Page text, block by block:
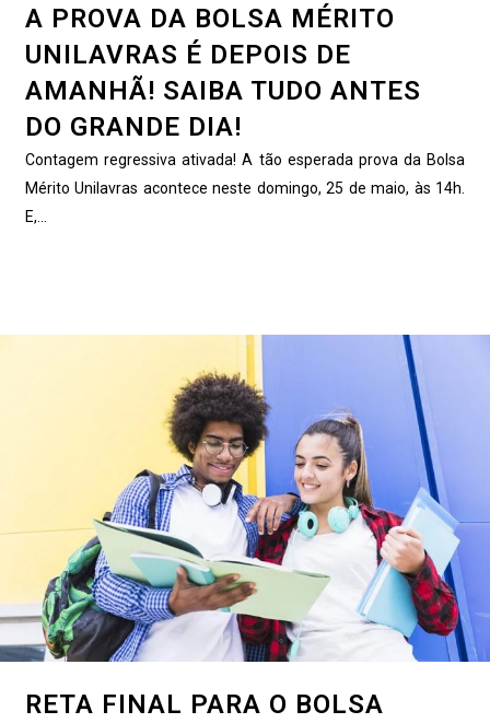
A PROVA DA BOLSA MÉRITO
UNILAVRAS É DEPOIS DE
AMANHÃ! SAIBA TUDO ANTES
DO GRANDE DIA!
Contagem regressiva ativada! A tão esperada prova da Bolsa
Mérito Unilavras acontece neste domingo, 25 de maio, às 14h.
E,...
RETA FINAL PARA O BOLSA